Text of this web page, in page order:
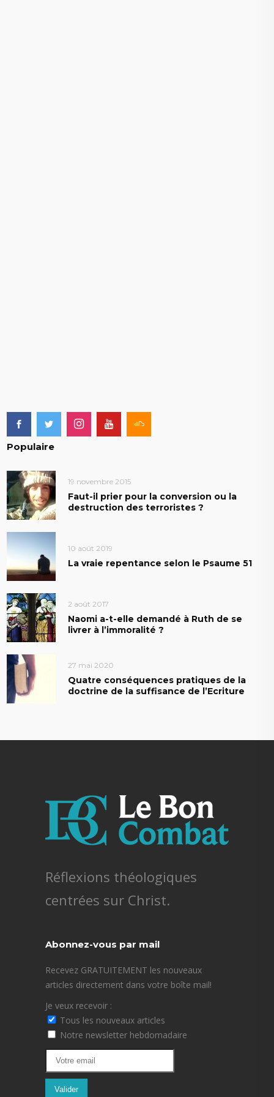
Populaire
19 novembre 2015
Faut-il prier pour la conversion ou la
destruction des terroristes ?
10 août 2019
La vraie repentance selon le Psaume 51
2 août 2017
Naomi a-t-elle demandé à Ruth de se
livrer à l’immoralité ?
27 mai 2020
Quatre conséquences pratiques de la
doctrine de la suffisance de l’Ecriture
Réflexions théologiques
centrées sur Christ.
Abonnez-vous par mail
Recevez GRATUITEMENT les nouveaux
articles directement dans votre boîte mail!
Je veux recevoir :
Tous les nouveaux articles
Notre newsletter hebdomadaire